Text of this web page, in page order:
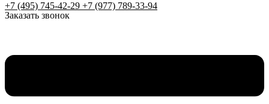
+7 (495) 745-42-29 +7 (977) 789-33-94
Заказать звонок